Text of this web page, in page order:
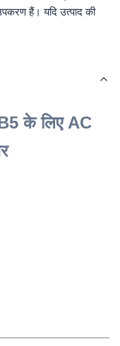
हैं। यदि उत्पाद की
के लिए AC